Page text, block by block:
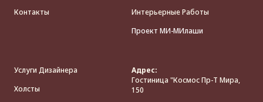
Контакты
Интерьерные Работы
Проект МИ-МИлаши
Услуги Дизайнера
Холсты
Адрес:
Гостиница "Космос Пр-Т Мира,
150